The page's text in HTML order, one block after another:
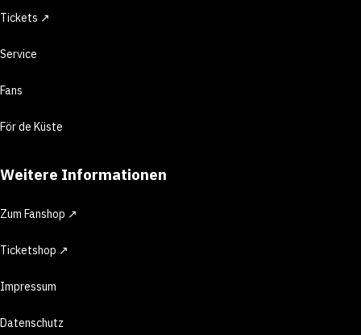
Tickets ↗
Service
Fans
För de Küste
Weitere Informationen
Zum Fanshop ↗
Ticketshop ↗
Impressum
Datenschutz